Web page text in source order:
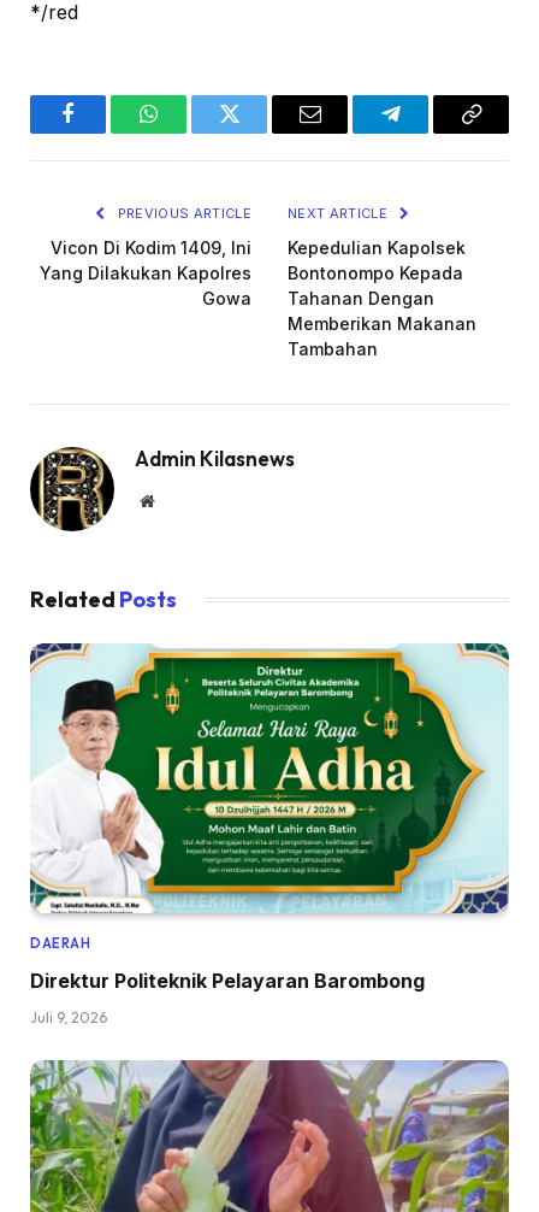
*/red
FacebookWhatsAppTwitter Email TelegramCopy
PREVIOUS ARTICLE
Vicon Di Kodim 1409, Ini
Yang Dilakukan Kapolres
Gowa
NEXT ARTICLE
Kepedulian Kapolsek
Bontonompo Kepada
Tahanan Dengan
Memberikan Makanan
Tambahan
Admin Kilasnews
Website
Related Posts
DAERAH
Direktur Politeknik Pelayaran Barombong
Juli 9, 2026